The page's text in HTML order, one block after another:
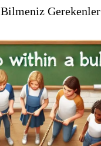
Gerekenler